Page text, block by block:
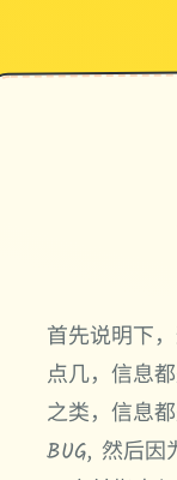
首先说明下
点几，信息
之类，信息
BUG, 然后